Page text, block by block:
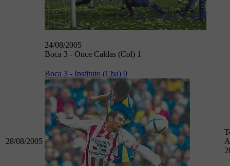
24/08/2005
Boca 3 - Once Caldas (Col) 1
28/08/2005
Boca 3 - Instituto (Cba) 0